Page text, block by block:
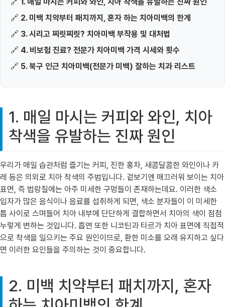
🔗 2. 미백 치약부터 패치까지, 혼자 하는 치아미백의 한계
🔗 3. 시리고 찌릿찌릿? 치아미백 부작용 및 대처법
🔗 4. 비보험 진료? 전문가 치아미백 가격 시세와 횟수
🔗 5. 북구 인근 치아미백(전문가 미백) 잘하는 치과 리스트
1. 매일 마시는 커피와 와인, 치아
착색을 유발하는 진짜 원인
우리가 매일 습관처럼 즐기는 커피, 진한 홍차, 새콤달콤한 와인이나 카
레 등은 의외로 치아 착색의 주범입니다. 겉보기엔 매끄러워 보이는 치아
표면, 즉 법랑질에는 아주 미세한 구멍들이 존재하는데요. 이러한 색소
입자가 많은 음식이나 음료를 섭취하게 되면, 색소 분자들이 이 미세한
틈 사이로 스며들어 치아 내부에 단단하게 결합하면서 치아의 색이 점점
누렇게 변하는 것입니다. 흡연 또한 니코틴과 타르가 치아 표면에 직접적
으로 착색을 일으키는 주요 원인이므로, 환한 미소를 오래 유지하고 싶다
면 이러한 요인들을 주의하는 것이 중요합니다.
2. 미백 치약부터 패치까지, 혼자